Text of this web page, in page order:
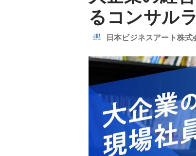
るコンサル
日本ビジネスアート株式